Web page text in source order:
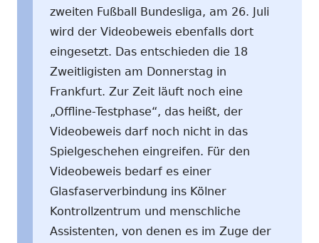
zweiten Fußball Bundesliga, am 26. Juli
wird der Videobeweis ebenfalls dort
eingesetzt. Das entschieden die 18
Zweitligisten am Donnerstag in
Frankfurt. Zur Zeit läuft noch eine
„Offline-Testphase“, das heißt, der
Videobeweis darf noch nicht in das
Spielgeschehen eingreifen. Für den
Videobeweis bedarf es einer
Glasfaserverbindung ins Kölner
Kontrollzentrum und menschliche
Assistenten, von denen es im Zuge der